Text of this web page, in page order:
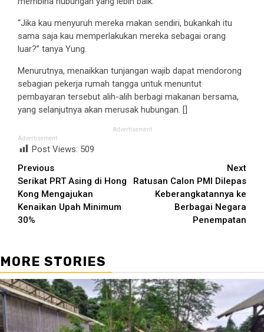
“Jika kau menyuruh mereka makan sendiri, bukankah itu
sama saja kau memperlakukan mereka sebagai orang
luar?” tanya Yung.
Menurutnya, menaikkan tunjangan wajib dapat mendorong
sebagian pekerja rumah tangga untuk menuntut
pembayaran tersebut alih-alih berbagi makanan bersama,
yang selanjutnya akan merusak hubungan. []
Advertisement
Advertisement
Post Views: 509
Continue
Reading
Previous
Serikat PRT Asing di Hong
Kong Mengajukan
Kenaikan Upah Minimum
30%
Next
Ratusan Calon PMI Dilepas
Keberangkatannya ke
Berbagai Negara
Penempatan
MORE STORIES